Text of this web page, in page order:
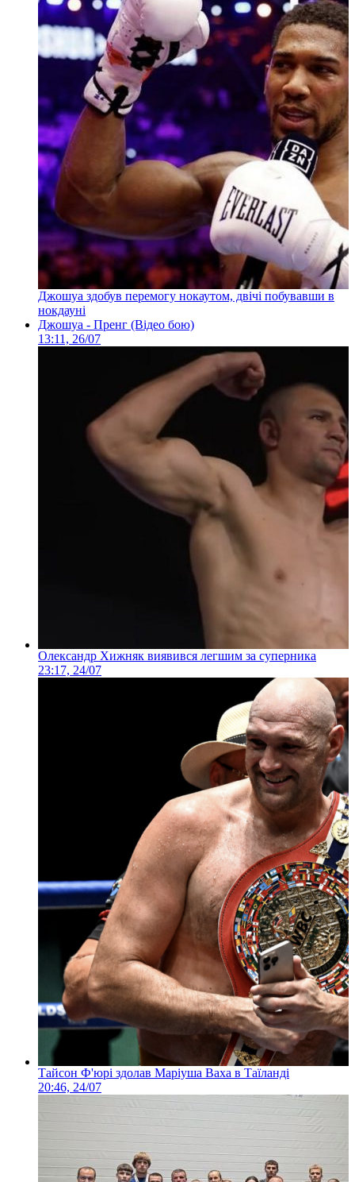
Джошуа здобув перемогу нокаутом, двічі побувавши в
нокдауні
Джошуа - Пренг (Відео бою)
13:11, 26/07
Олександр Хижняк виявився легшим за суперника
23:17, 24/07
Тайсон Ф'юрі здолав Маріуша Ваха в Таїланді
20:46, 24/07